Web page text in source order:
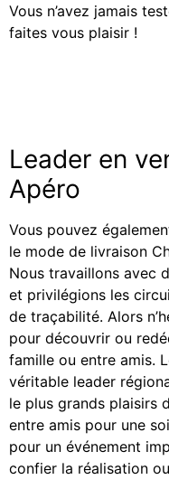
Vous n’avez jamais
faites vous plaisir !
Leader en
Apéro
Vous pouvez
le mode de livraison
Nous travaillons avec
et privilégions les
de traçabilité. Alors
pour découvrir ou
famille ou entre amis.
véritable leader
le plus grands plaisirs
entre amis pour une
pour un événement
confier la réalisation